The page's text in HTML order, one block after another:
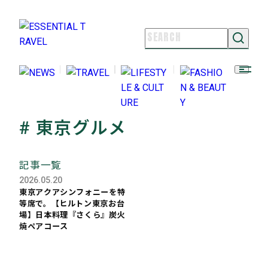
NEWS
TRAVEL
LIFESTYLE & CULTURE
FASHION & BEAUTY
FOLLOW US
# 東京グルメ
記事一覧
2026.05.20
東京アクアシンフォニーを特
等席で。【ヒルトン東京お台
場】日本料理『さくら』炭火
焼ペアコース